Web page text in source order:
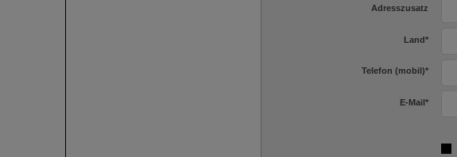
Adresszusatz
Land*
Telefon (mobil)*
E-Mail*